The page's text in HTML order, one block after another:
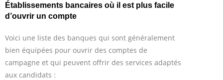
Établissements bancaires où il est plus facile
d’ouvrir un compte
Voici une liste des banques qui sont généralement
bien équipées pour ouvrir des comptes de
campagne et qui peuvent offrir des services adaptés
aux candidats :